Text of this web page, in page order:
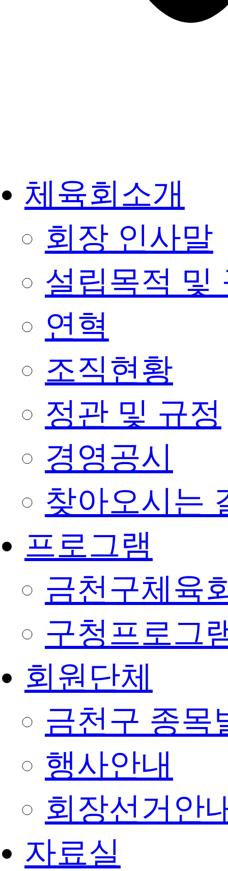
체육회소개
회장 인사말
설립목적 및
연혁
조직현황
정관 및 규정
경영공시
찾아오시는
프로그램
금천구체육
구청프로그
회원단체
금천구 종목
행사안내
회장선거안
자료실